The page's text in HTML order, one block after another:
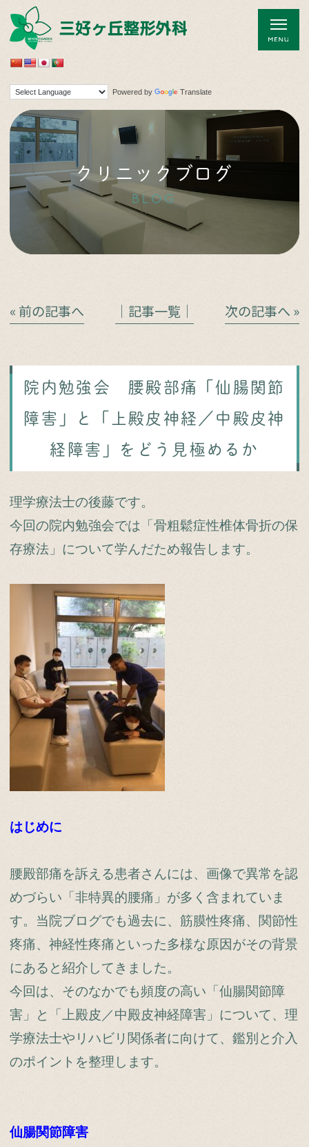
Powered by Translate
クリニックブログ
BLOG
« 前の記事へ │記事一覧│ 次の記事へ »
院内勉強会 腰殿部痛「仙腸関節
障害」と「上殿皮神経／中殿皮神
経障害」をどう見極めるか
理学療法士の後藤です。
今回の院内勉強会では「骨粗鬆症性椎体骨折の保
存療法」について学んだため報告します。
はじめに
腰殿部痛を訴える患者さんには、画像で異常を認
めづらい「非特異的腰痛」が多く含まれていま
す。当院ブログでも過去に、筋膜性疼痛、関節性
疼痛、神経性疼痛といった多様な原因がその背景
にあると紹介してきました。
今回は、そのなかでも頻度の高い「仙腸関節障
害」と「上殿皮／中殿皮神経障害」について、理
学療法士やリハビリ関係者に向けて、鑑別と介入
のポイントを整理します。
仙腸関節障害